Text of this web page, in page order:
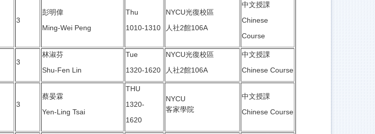
3
彭明偉
Ming-Wei Peng
Thu
1010-1310
NYCU光復校區
人社2館106A
中文授課
Chinese
Course
3
林淑芬
Shu-Fen Lin
Tue
1320-1620
NYCU光復校區
人社2館106A
中文授課
Chinese Course
3
蔡晏霖
Yen-Ling Tsai
THU
1320-
1620
NYCU
客家學院
中文授課
Chinese Course